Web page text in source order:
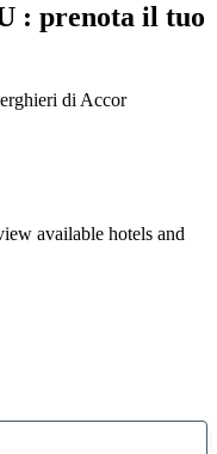
: prenota il tuo
di Accor
available hotels and